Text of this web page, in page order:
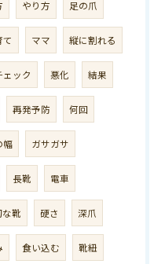
やり方 足の爪
て ママ 縦に割れる
ェック 悪化 結果
再発予防 何回
幅 ガサガサ
長靴 電車
靴 硬さ 深爪
食い込む 靴紐